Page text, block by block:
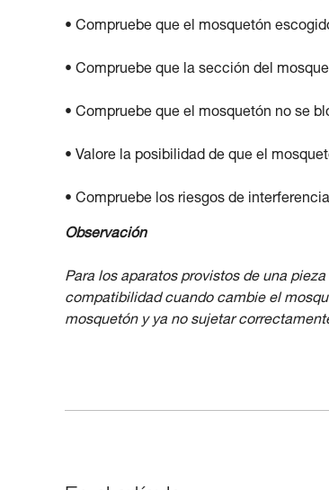
• Compruebe que el mosquetón
• Compruebe que la sección del
• Compruebe que el mosquetón no se
• Valore la posibilidad de que el
• Compruebe los riesgos de
Observación
Para los aparatos provistos de una
compatibilidad cuando cambie el
mosquetón y ya no sujetar